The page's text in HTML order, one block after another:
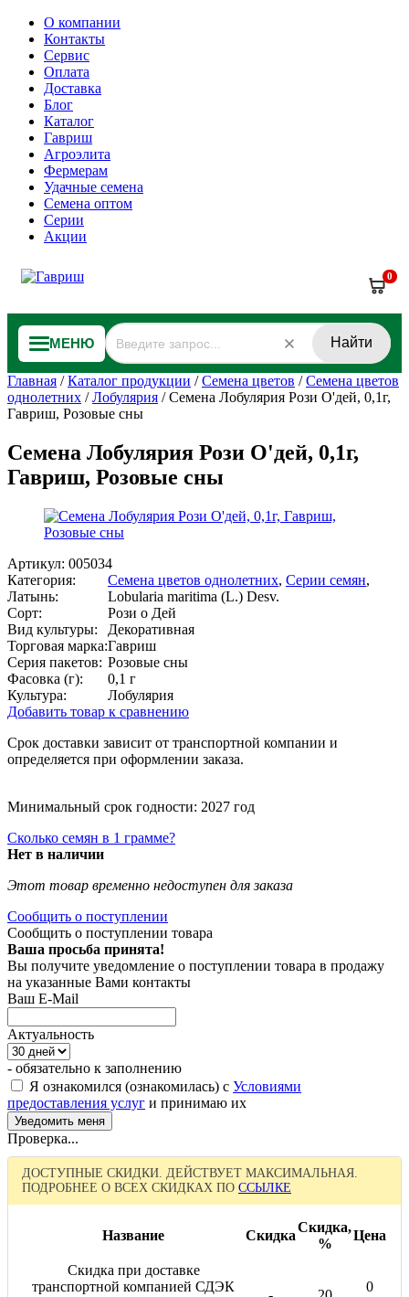
О компании
Контакты
Сервис
Оплата
Доставка
Блог
Каталог
Гавриш
Агроэлита
Фермерам
Удачные семена
Семена оптом
Серии
Акции
0
МЕНЮ Найти
Главная /Каталог продукции /Семена цветов /Семена цветов
однолетних /Лобулярия /Семена Лобулярия Рози О'дей, 0,1г,
Гавриш, Розовые сны
Семена Лобулярия Рози О'дей, 0,1г,
Гавриш, Розовые сны
Артикул: 005034
Категория:
Семена цветов однолетних, Серии семян,
Латынь:
Lobularia maritima (L.) Desv.
Сорт:
Рози о Дей
Вид культуры:
Декоративная
Торговая марка:Гавриш
Серия пакетов: Розовые сны
Фасовка (г):
0,1 г
Культура:
Лобулярия
Добавить товар к сравнению
Срок доставки зависит от транспортной компании и
определяется при оформлении заказа.
Минимальный срок годности: 2027 год
Сколько семян в 1 грамме?
Нет в наличии
Этот товар временно недоступен для заказа
Сообщить о поступлении
Сообщить о поступлении товара
Ваша просьба принята!
Вы получите уведомление о поступлении товара в продажу
на указанные Вами контакты
Ваш E-Mail
Актуальность
- обязательно к заполнению
Я ознакомился (ознакомилась) с Условиями
предоставления услуг и принимаю их
Проверка...
ДОСТУПНЫЕ СКИДКИ. ДЕЙСТВУЕТ МАКСИМАЛЬНАЯ.
ПОДРОБНЕЕ О ВСЕХ СКИДКАХ ПО ССЫЛКЕ
Название Скидка
Скидка,
%
Цена
Скидка при доставке
транспортной компанией СДЭК
0